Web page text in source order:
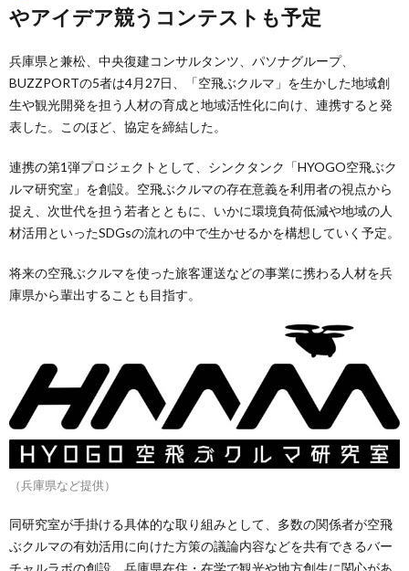
やアイデア競うコンテストも予定
兵庫県と兼松、中央復建コンサルタンツ、パソナグループ、
BUZZPORTの5者は4月27日、「空飛ぶクルマ」を生かした地域創
生や観光開発を担う人材の育成と地域活性化に向け、連携すると発
表した。このほど、協定を締結した。
連携の第1弾プロジェクトとして、シンクタンク「HYOGO空飛ぶク
ルマ研究室」を創設。空飛ぶクルマの存在意義を利用者の視点から
捉え、次世代を担う若者とともに、いかに環境負荷低減や地域の人
材活用といったSDGsの流れの中で生かせるかを構想していく予定。
将来の空飛ぶクルマを使った旅客運送などの事業に携わる人材を兵
庫県から輩出することも目指す。
（兵庫県など提供）
同研究室が手掛ける具体的な取り組みとして、多数の関係者が空飛
ぶクルマの有効活用に向けた方策の議論内容などを共有できるバー
チャルラボの創設、兵庫県在住・在学で観光や地方創生に関心があ